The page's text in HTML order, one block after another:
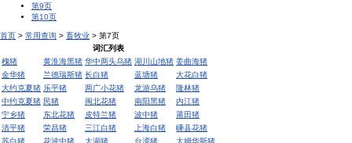
第9页
第10页
首页 > 常用查询 > 畜牧业 > 第7页
词汇列表
槐猪
黄淮海黑猪 华中两头乌猪 湖川山地猪 姜曲海猪
金华猪
兰德瑞斯猪 长白猪 蓝塘猪
大花白猪
大约克夏猪 乐平猪 两广小花猪 龙游乌猪
隆林猪
中约克夏猪 民猪 闽北花猪 南阳黑猪
内江猪
宁乡猪
东北花猪 皮特兰猪 波中猪
莆田猪
清平猪
荣昌猪 三江白猪 上海白猪
嵊县花猪
苏白猪
花波中猪 太湖猪 台湾猪
太姆华斯猪